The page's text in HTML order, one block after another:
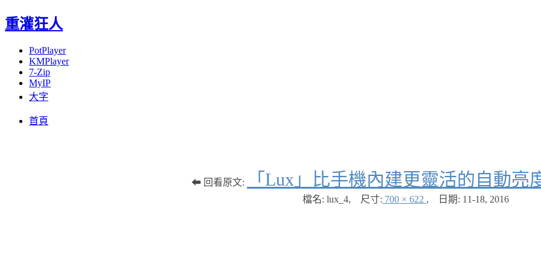
重灌狂人
PotPlayer
KMPlayer
7-Zip
MyIP
大字
首頁
⬅ 回看原文: 「Lux」比手機內建更靈活的自動亮
檔名: lux_4, 尺寸: 700 × 622 , 日期: 11-18, 2016